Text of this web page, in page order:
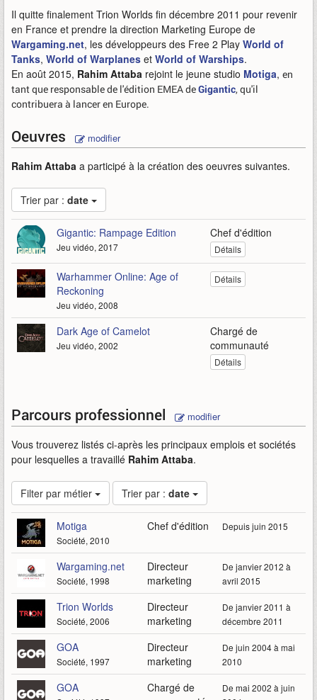
Il quitte finalement Trion Worlds fin décembre 2011 pour revenir
en France et prendre la direction Marketing Europe de
Wargaming.net, les développeurs des Free 2 Play World of
Tanks, World of Warplanes et World of Warships.
En août 2015, Rahim Attaba rejoint le jeune studio Motiga, en
tant que responsable de l'édition EMEA deGigantic, qu'il
contribuera à lancer en Europe.
Oeuvres modifier
Rahim Attaba a participé à la création des oeuvres suivantes.
Trier par : date
Gigantic: Rampage Edition
Jeu vidéo, 2017
Chef d'édition
Détails
Warhammer Online: Age of
Reckoning
Jeu vidéo, 2008
Détails
Dark Age of Camelot
Jeu vidéo, 2002
Chargé de
communauté
Détails
Parcours professionnel modifier
Vous trouverez listés ci-après les principaux emplois et sociétés
pour lesquelles a travaillé Rahim Attaba.
Filter par métier Trier par : date
Motiga
Société, 2010
Chef d'édition Depuis juin 2015
Wargaming.net
Société, 1998
Directeur
marketing
De janvier 2012 à
avril 2015
Trion Worlds
Société, 2006
Directeur
marketing
De janvier 2011 à
décembre 2011
GOA
Société, 1997
Directeur
marketing
De juin 2004 à mai
2010
GOA
Chargé de
De mai 2002 à juin